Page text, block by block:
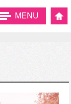
MENU